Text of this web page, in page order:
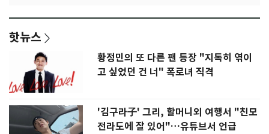
핫뉴스
황정민의 또 다른 팬 등장 "지독히 엮이
고 싶었던 건 너" 폭로녀 직격
'김구라子' 그리, 할머니외 여행서 "친모
전라도에 잘 있어"…유튜브서 언급